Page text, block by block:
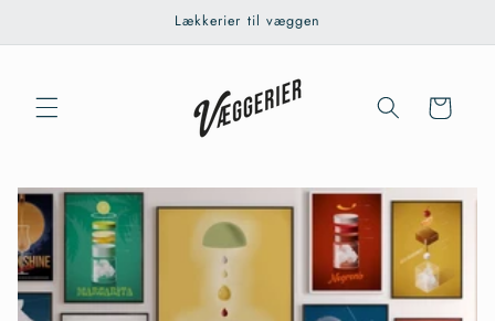
Lækkerier til væggen
Indkøbskurv